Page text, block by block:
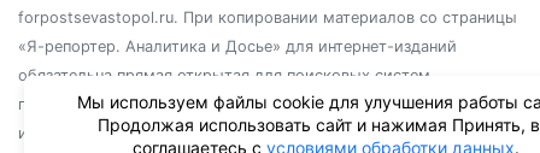
forpostsevastopol.ru. При копировании материалов со страницы
«Я-репортер. Аналитика и Досье» для интернет-изданий
обязательна прямая открытая для поисковых систем
гиперссылка. Независимо от полного или частичного
использования материалов, ссылка должна быть размещена в
Мы используем файлы cookie для улучшения работы
Продолжая использовать сайт и нажимая Принять,
соглашаетесь с условиями обработки данных.